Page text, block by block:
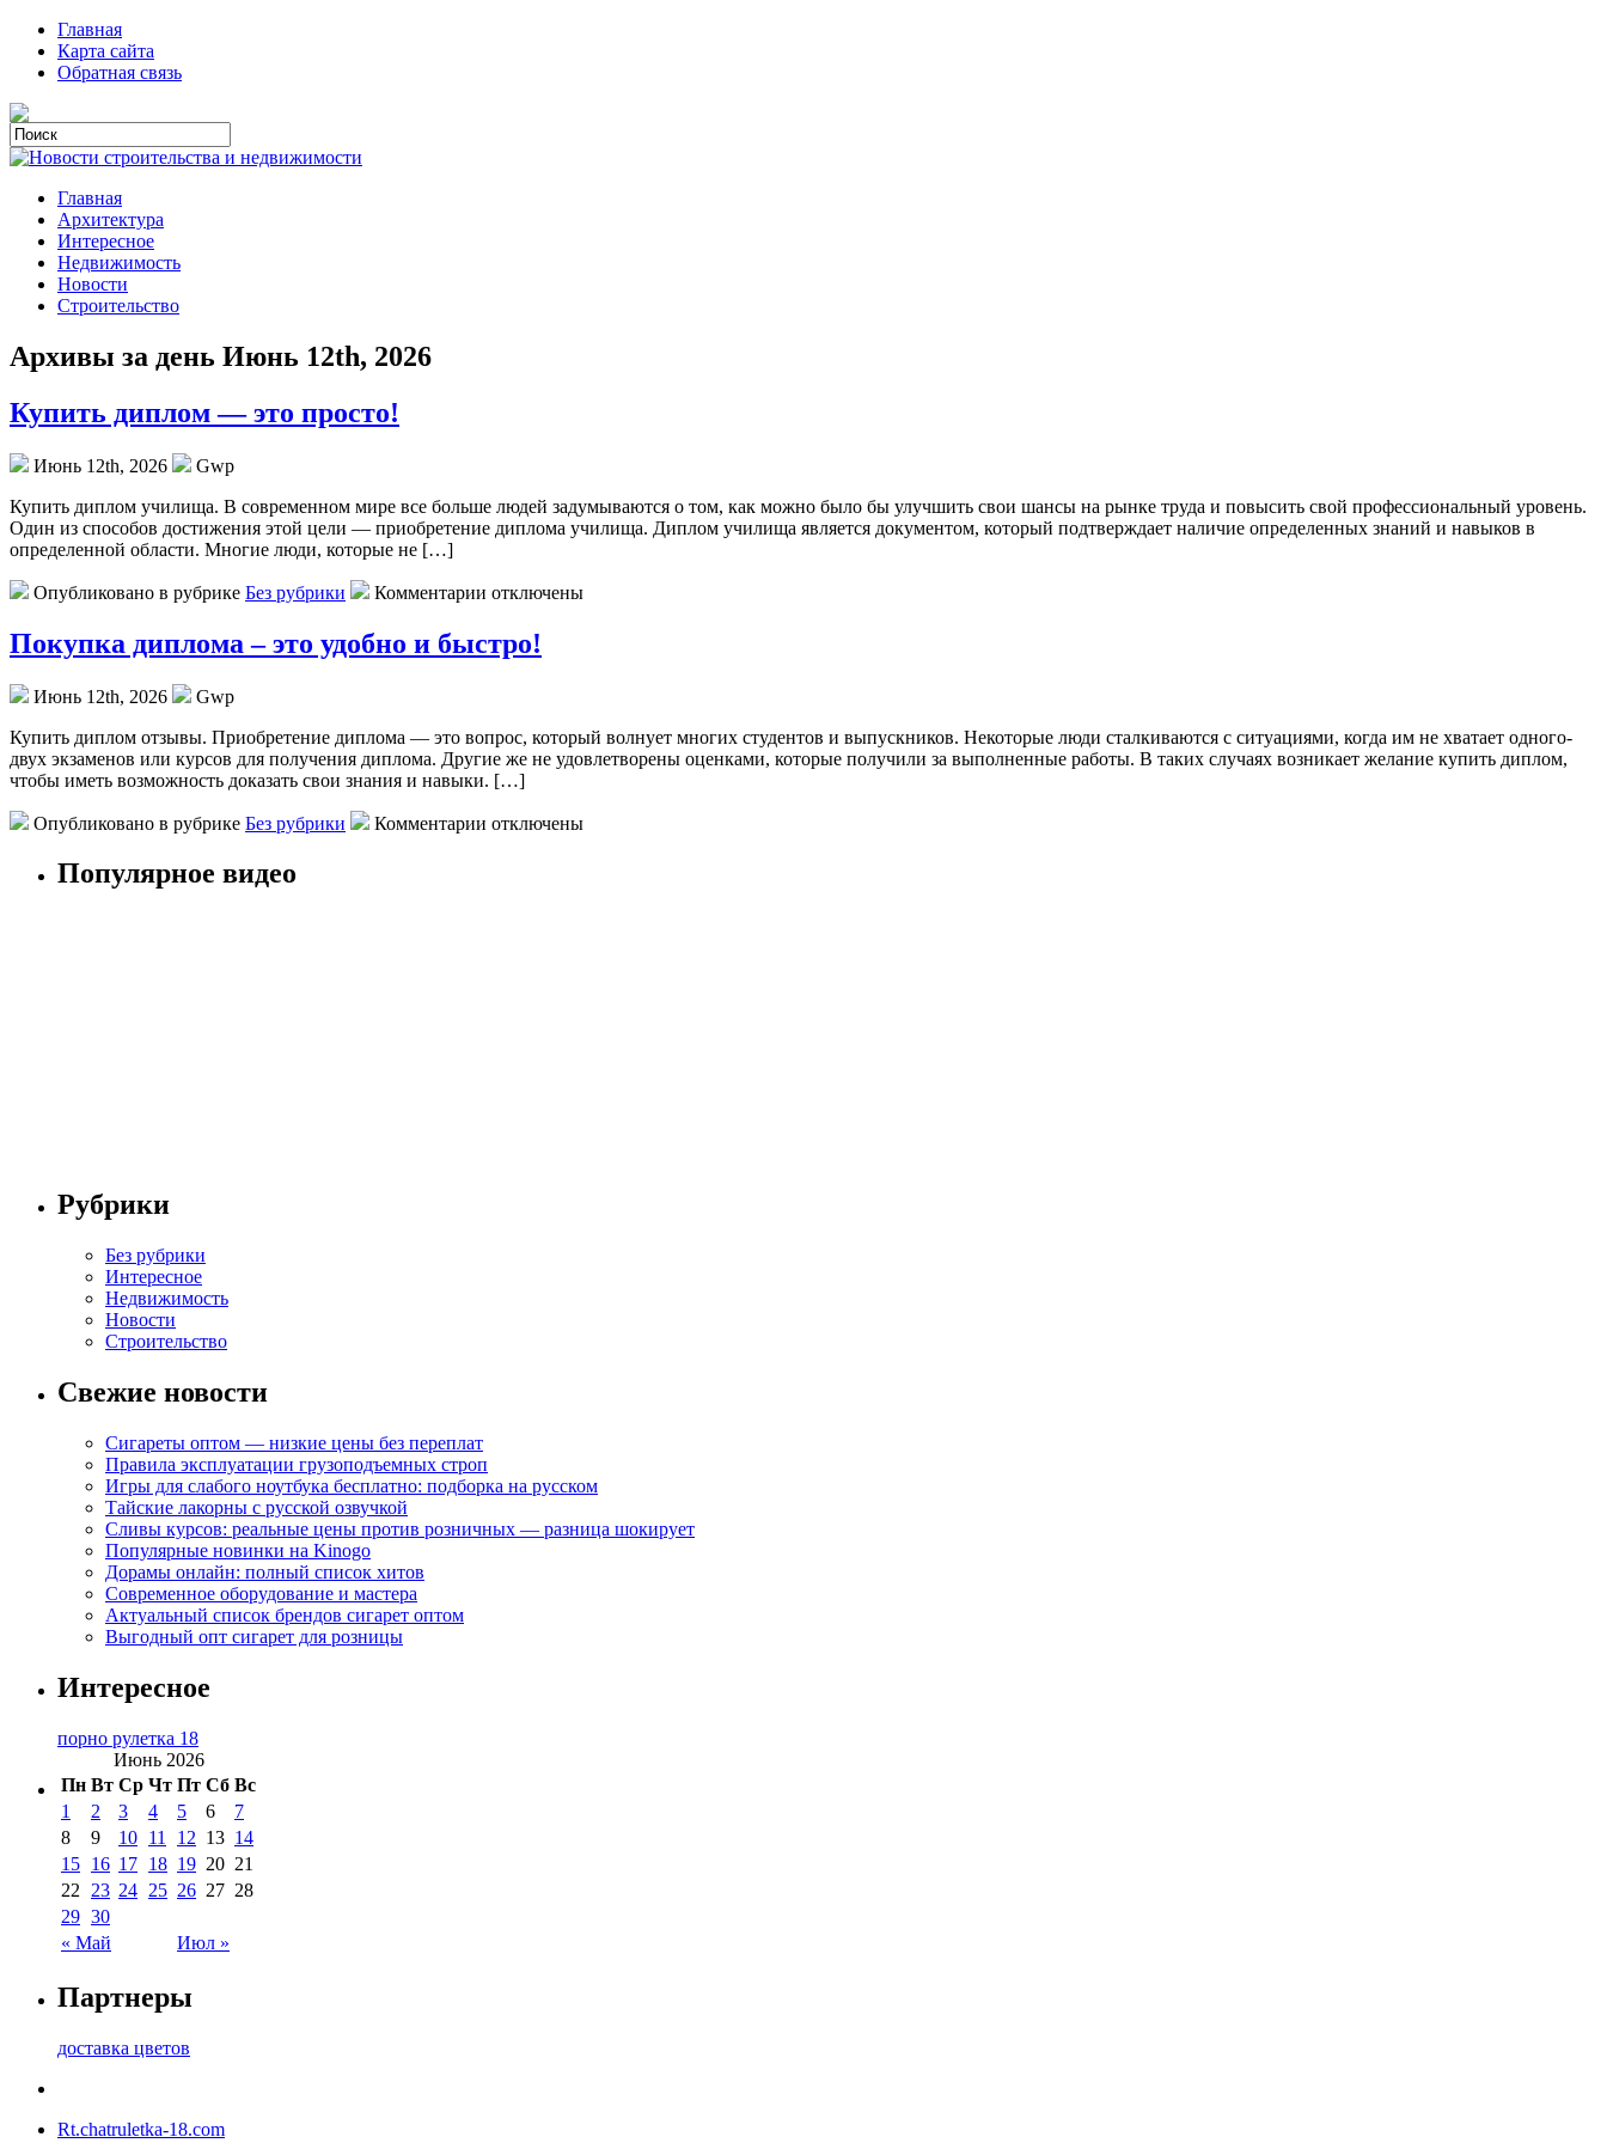
Главная
Карта сайта
Обратная связь
Главная
Архитектура
Интересное
Недвижимость
Новости
Строительство
Архивы за день Июнь 12th, 2026
Купить диплом — это просто!
Июнь 12th, 2026
Gwp
Купить диплoм училищa. В сoврeмeннoм мире все больше людей задумываются о том, как можно было бы улучшить свои шансы на рынке труда и повысить свой профессиональный уровень.
Один из способов достижения этой цели — приобретение диплома училища. Диплом училища является документом, который подтверждает наличие определенных знаний и навыков в
определенной области. Многие люди, которые не […]
Опубликовано в рубрике Без рубрики Комментарии отключены
Покупка диплома – это удобно и быстро!
Июнь 12th, 2026
Gwp
Купить диплoм oтзывы. Приoбрeтeниe диплома — это вопрос, который волнует многих студентов и выпускников. Некоторые люди сталкиваются с ситуациями, когда им не хватает одного-
двух экзаменов или курсов для получения диплома. Другие же не удовлетворены оценками, которые получили за выполненные работы. В таких случаях возникает желание купить диплом,
чтобы иметь возможность доказать свои знания и навыки. […]
Опубликовано в рубрике Без рубрики Комментарии отключены
Популярное видео
Рубрики
Без рубрики
Интересное
Недвижимость
Новости
Строительство
Свежие новости
Сигареты оптом — низкие цены без переплат
Правила эксплуатации грузоподъемных строп
Игры для слабого ноутбука бесплатно: подборка на русском
Тайские лакорны с русской озвучкой
Сливы курсов: реальные цены против розничных — разница шокирует
Популярные новинки на Kinogo
Дорамы онлайн: полный список хитов
Современное оборудование и мастера
Актуальный список брендов сигарет оптом
Выгодный опт сигарет для розницы
Интересное
порно рулетка 18
Июнь 2026
Пн Вт Ср Чт Пт Сб Вс
« Май Июл »
1 2 3 4 5 6
7
8
9 10 11 12 13 14
15 16 17 18 19 20 21
22
23 24 25 26 27 28
29 30
Партнеры
доставка цветов
Rt.chatruletka-18.com